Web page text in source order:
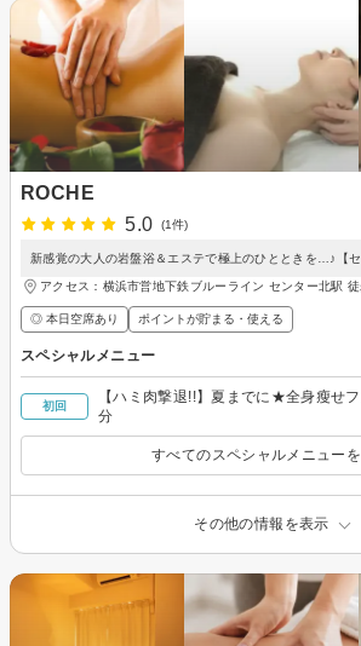
ROCHE
5.0
(1件)
新感覚の大人の岩盤浴＆エステで極上のひとときを…♪【セ
アクセス：横浜市営地下鉄ブルーライン センター北駅
◎ 本日空席あり ポイントが貯まる・使える
スペシャルメニュー
初回
【ハミ肉撃退!!】夏までに★全身瘦せ
分
すべてのスペシャルメニュー
その他の情報を表示